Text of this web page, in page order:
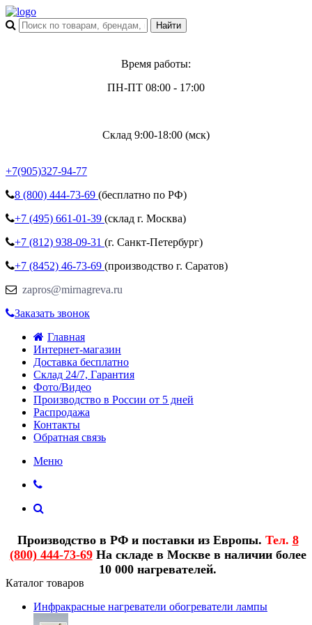
Время работы:
ПН-ПТ 08:00 - 17:00
Склад 9:00-18:00 (мск)
+7(905)327-94-77
8 (800) 444-73-69 (бесплатно по РФ)
+7 (495) 661-01-39 (склад г. Москва)
+7 (812) 938-09-31 (г. Санкт-Петербург)
+7 (8452) 46-73-69 (производство г. Саратов)
zapros@mirnagreva.ru
Заказать звонок
Главная
Интернет-магазин
Доставка бесплатно
Склад 24/7, Гарантия
Фото/Видео
Производство в России от 5 дней
Распродажа
Контакты
Обратная связь
Меню
Производство в РФ и поставки из Европы. Тел. 8
(800) 444-73-69На складе в Москве в наличии более
10 000 нагревателей.
Каталог товаров
Инфракрасные нагреватели обогреватели лампы